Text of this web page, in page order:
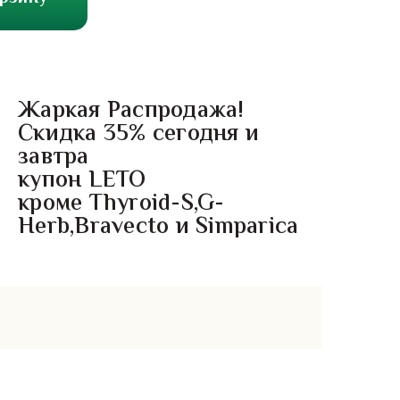
Жаркая Распродажа!
Скидка 35% сегодня и
завтра
купон LETO
кроме Thyroid-S,G-
Herb,Bravecto и Simparica